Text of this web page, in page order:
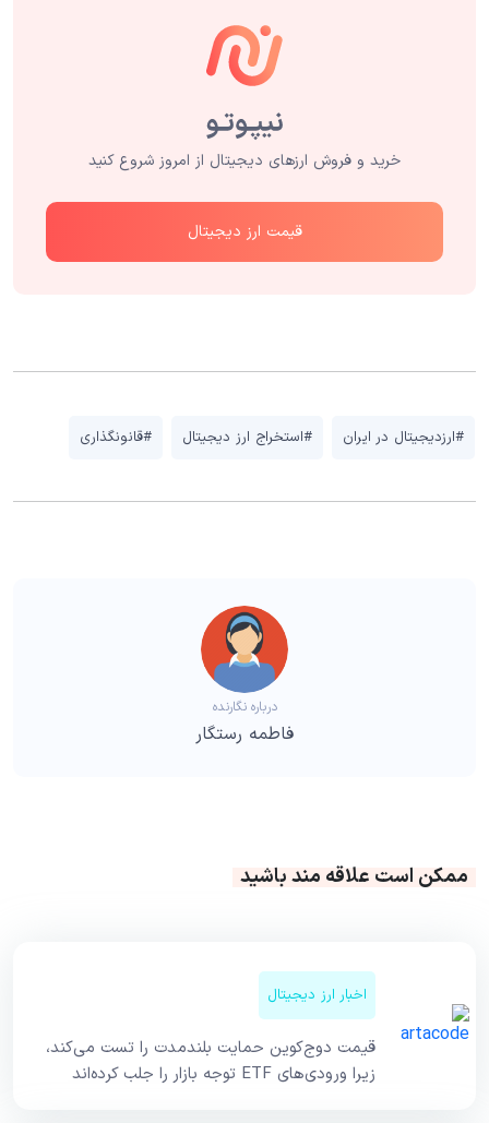
خرید و فروش ارزهای دیجیتال از امروز شروع کنید
قیمت ارز دیجیتال
#ارزدیجیتال در ایران #استخراج ارز دیجیتال #قانونگذاری
درباره نگارنده
فاطمه رستگار
ممکن است علاقه مند باشید
اخبار ارز دیجیتال
قیمت دوج‌کوین حمایت بلندمدت را تست می‌کند،
زیرا ورودی‌های ETF توجه بازار را جلب کرده‌اند